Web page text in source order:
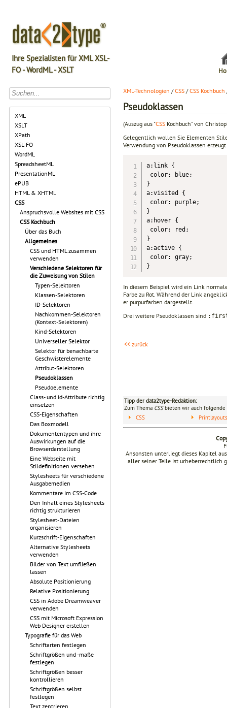
Ihre Spezialisten für XML XSL-
FO - WordML - XSLT
XML
XSLT
XPath
XSL-FO
WordML
SpreadsheetML
PresentationML
ePUB
HTML & XHTML
CSS
Anspruchsvolle Websites mit CSS
CSS Kochbuch
Über das Buch
Allgemeines
CSS und HTML zusammen
verwenden
Verschiedene Selektoren für
die Zuweisung von Stilen
Typen-Selektoren
Klassen-Selektoren
ID-Selektoren
Nachkommen-Selektoren
(Kontext-Selektoren)
Kind-Selektoren
Universeller Selektor
Selektor für benachbarte
Geschwisterelemente
Attribut-Selektoren
Pseudoklassen
Pseudoelemente
Class- und id-Attribute richtig
einsetzen
CSS-Eigenschaften
Das Boxmodell
Dokumententypen und ihre
Auswirkungen auf die
Browserdarstellung
Eine Webseite mit
Stildefinitionen versehen
Stylesheets für verschiedene
Ausgabemedien
Kommentare im CSS-Code
Den Inhalt eines Stylesheets
richtig strukturieren
Stylesheet-Dateien
organisieren
Kurzschrift-Eigenschaften
Alternative Stylesheets
verwenden
Bilder von Text umfließen
lassen
Absolute Positionierung
Relative Positionierung
CSS in Adobe Dreamweaver
verwenden
CSS mit Microsoft Expression
Web Designer erstellen
Typografie für das Web
Schriftarten festlegen
Schriftgrößen und -maße
festlegen
Schriftgrößen besser
kontrollieren
Schriftgrößen selbst
festlegen
Text zentrieren
XML-Technologien /CSS /CSS Kochbuch
Pseudoklassen
(Auszug aus "CSS Kochbuch" von
Gelegentlich wollen Sie Elementen
Verwendung von Pseudoklassen
a:link {
color: blue;
}
a:visited {
color: purple;
}
a:hover {
color: red;
}
a:active {
color: gray;
}
In diesem Beispiel wird ein Link
Farbe zu Rot. Während der Link
er purpurfarben dargestellt.
Drei weitere Pseudoklassen sind
<< zurück
Tipp der data2type-Redaktion:
Zum Thema CSSbieten wir auch folgende
CSS
Ansonsten unterliegt dieses Kapitel
aller seiner Teile ist urheberrechtlich